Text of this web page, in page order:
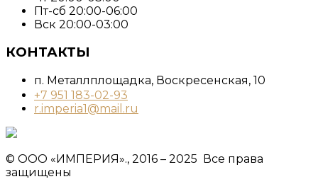
Пт-сб 20:00-06:00
Вск 20:00-03:00
КОНТАКТЫ
п. Металлплощадка, ​Воскресенская, 10​
+7 951 183-02-93
r.imperia1@mail.ru
© ООО «ИМПЕРИЯ»., 2016 – 2025 Все права
защищены